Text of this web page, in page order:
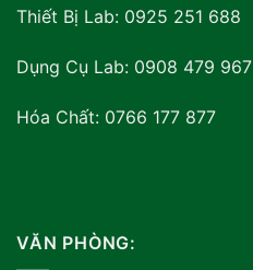
Thiết Bị Lab: 0925 251 688
Dụng Cụ Lab: 0908 479 967
Hóa Chất: 0766 177 877
VĂN PHÒNG: